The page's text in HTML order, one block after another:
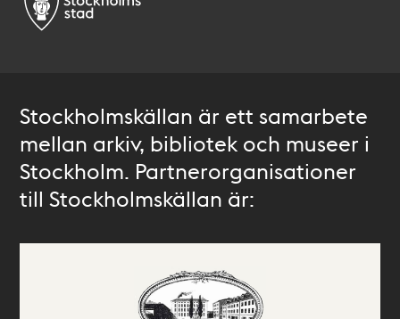
Stockholmskällan är ett samarbete
mellan arkiv, bibliotek och museer i
Stockholm. Partnerorganisationer
till Stockholmskällan är: